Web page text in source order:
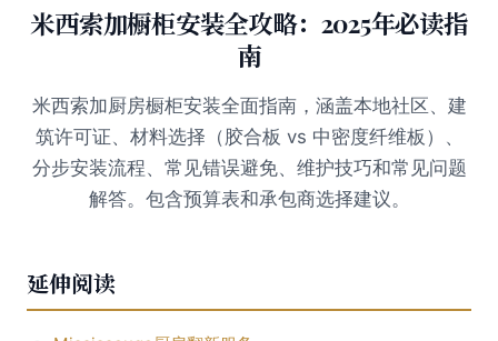
米西索加橱柜安装全攻略：2025年必读指
南
米西索加厨房橱柜安装全面指南，涵盖本地社区、建
筑许可证、材料选择（胶合板 vs 中密度纤维板）、
分步安装流程、常见错误避免、维护技巧和常见问题
解答。包含预算表和承包商选择建议。
延伸阅读